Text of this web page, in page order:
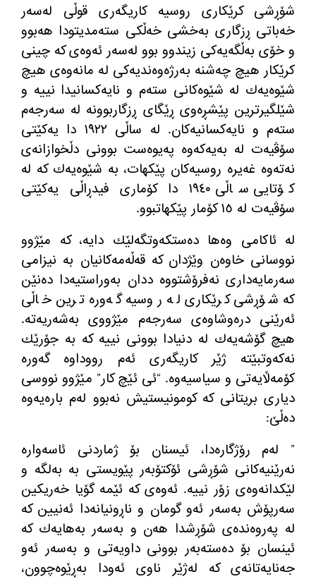
شۆڕشی كرێكاری روسیە كاریگەری قوڵی لەسەر
خەباتی ڕزگاری بەخشی خەڵكی ستەمدیتودا هەبوو
و خۆی بەڵگەیەكی زیندوو بوو لەسەر ئەوەی كە چینی
كرێكار هیچ چەشنە بەرژەوەندیەكی لە مانەوەی هیچ
شێوەیەك لە شێوەكانی ستەم و نایەكسانیدا نییە و
شێلگیرترین پێشڕەوی ڕێگای ڕزگاربوونە لە سەرجەم
ستەم و نایەكسانیەكان. لە ساڵی ١٩٢٢ دا یەكێتی
سۆڤیەت لە بەیەكەوە پەیوەست بوونی دڵخوازانەی
نەتەوە غەیرە روسیەكان پێكهات، بە شێوەیەك كە لە
كۆتایی ساڵی ١٩٤٠ دا كۆماری فیدڕاڵی یەكێتی
سۆڤیەت لە ١٥ كۆمار پێكهاتبوو.
لە ئاكامی وەها دەستكەوتگەلێك دایە، كە مێژوو
نووسانی خاوەن وێژدان كە قەڵەمەكانیان بە نیزامی
سەرمایەداری نەفرۆشتووە ددان بەوراستیەدا دەنێن
كە شۆڕشی كرێكاری لە روسیە گەورە ترین خاڵی
ئەرێنی درەوشاوەی سەرجەم مێژووی بەشەریەتە.
هیچ گۆشەیەك لە دنیادا بوونی نییە كە بە جۆرێك
نەكەوتبێتە ژێر كاریگەری ئەم رووداوە گەورە
كۆمەڵایەتی و سیاسیەوە. “ئی ئێچ كار” مێژوو نووسی
دیاری بریتانی كە كومونیستیش نەبوو لەم بارەیەوە
دەڵێ:
” لەم رۆژگارەدا، ئیسنان بۆ ژماردنی ئاسەوارە
نەرێنیەكانی شۆڕشی ئۆكتۆبەر پێویستی بە بەلگە و
لێكدانەوەی زۆر نییە. ئەوەی كە ئێمە گۆیا خەریكین
سەرپۆش بەسەر ئەو گومان و ناڕونیانەدا ئەنیین كە
لە پەروەندەی شۆڕشدا هەن و بەسەر بەهایەك كە
ئینسان بۆ دەستەبەر بوونی داویەتی و بەسەر ئەو
جەنایەتانەی كە لەژێر ناوی ئەودا بەڕێوەچوون،